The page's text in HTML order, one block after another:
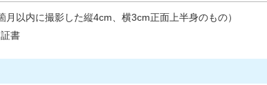
月以内に撮影した縦4cm、横3cm正面上半身のもの）
書